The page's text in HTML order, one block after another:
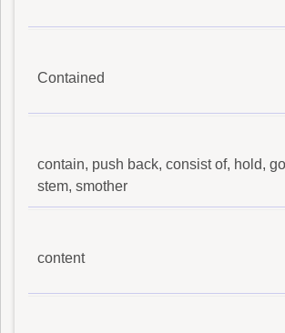
Contained
contain, push back, consist of, hold,
stem, smother
content